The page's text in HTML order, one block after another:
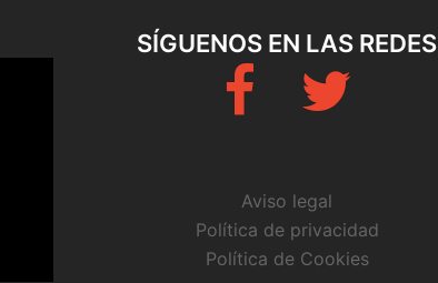
SÍGUENOS EN LAS REDES
Twitter
Aviso legal
Política de privacidad
Política de Cookies